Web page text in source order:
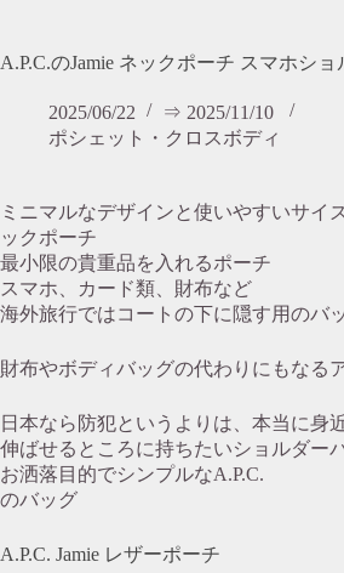
A.P.C.のJamie ネックポーチ スマホシ
2025/06/22
⇒ 2025/11/10
ポシェット・クロスボディ
ミニマルなデザインと使いやすいサイ
ックポーチ
最小限の貴重品を入れるポーチ
スマホ、カード類、財布など
海外旅行ではコートの下に隠す用のバ
財布やボディバッグの代わりにもなる
日本なら防犯というよりは、本当に身
伸ばせるところに持ちたいショルダー
お洒落目的でシンプルなA.P.C.
のバッグ
A.P.C. Jamie レザーポーチ